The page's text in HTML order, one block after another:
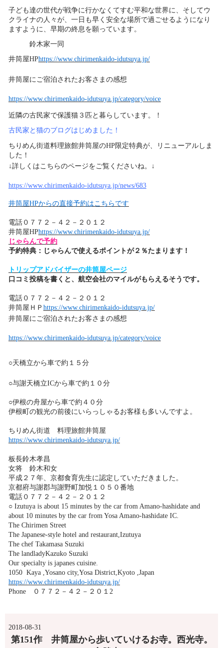
子ども達の世代が戦争に行かなくてすむ平和な世界に、そしてウ
クライナの人々が、一日も早く安全な場所で過ごせるようになり
ますように、早期の終息を願っています。
鈴木家一同
井筒屋HPhttps://www.chirimenkaido-idutsuya.jp/
井筒屋にご宿泊されたお客さまの感想
https://www.chirimenkaido-idutsuya.jp/category/voice
近隣の古民家で保護猫３匹と暮らしています。！
古民家と猫のブログはじめました！
ちりめん街道料理旅館井筒屋のHP限定特典が、リニューアルしま
した！
↓詳しくはこちらのページをご覧くださいね。↓
https://www.chirimenkaido-idutsuya.jp/news/683
井筒屋HPからの直接予約はこちらです
電話 ０７７２－４２－２０１２
井筒屋HPhttps://www.chirimenkaido-idutsuya.jp/
じゃらんで予約
予約特典：じゃらんで使えるポイントが２％たまります！
トリップアドバイザーの井筒屋ページ
口コミ投稿を書くと、航空会社のマイルがもらえるそうです。
電話 ０７７２－４２－２０１２
井筒屋ＨＰ https://www.chirimenkaido-idutsuya.jp/
井筒屋にご宿泊されたお客さまの感想
https://www.chirimenkaido-idutsuya.jp/category/voice
○天橋立から車で約１５分
○与謝天橋立ICから車で約１０分
○伊根の舟屋から車で約４０分
伊根町の観光の前後にいらっしゃるお客様も多いんですよ。
ちりめん街道 料理旅館井筒屋
https://www.chirimenkaido-idutsuya.jp/
板長鈴木孝昌
女将 鈴木和女
平成２７年、京都食育先生に認定していただきました。
京都府与謝郡与謝野町加悦１０５０番地
電話０７７２－４２－２０１２
○ Izutuya is about 15 minutes by the car from Amano-hashidate and
about 10 minutes by the car from Yosa Amano-hashidate IC.
The Chirimen Street
The Japanese-style hotel and restaurant,Izutuya
The chef Takamasa Suzuki
The landladyKazuko Suzuki
Our specialty is japanes cuisine.
1050 Kaya ,Yosano city,Yosa District,Kyoto ,Japan
https://www.chirimenkaido-idutsuya.jp/
Phone ０７７２－４２－２０１2
2018-08-31
第151作 井筒屋から歩いていけるお寺。西光寺。